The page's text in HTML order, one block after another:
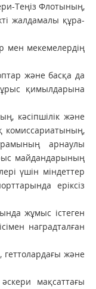
Теңiз Флотының,
жалдамалы құра­
мен мекемелердiң
және басқа да
қимылдарына
кәсiпшiлiк және
комиссариатының,
ар­наулы
майдандарының
үшін мiндеттер
еріксіз
жұмыс iстеген
наградталған
және
мақсаттағы